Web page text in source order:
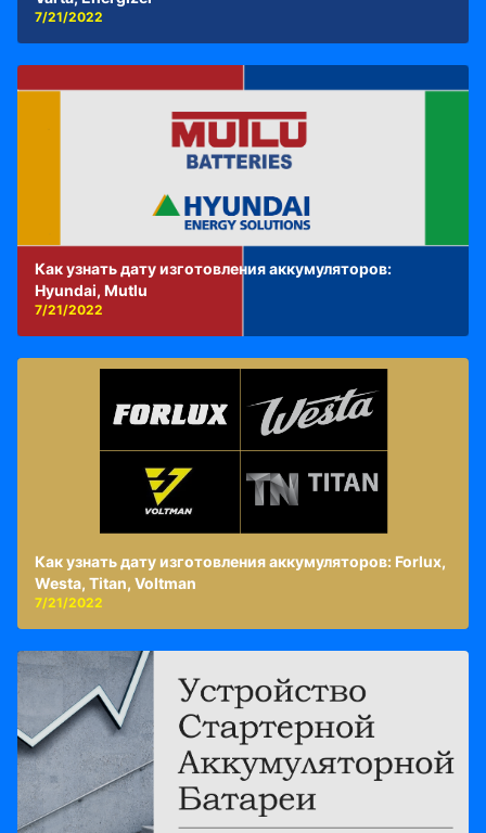
7/21/2022
Как узнать дату изготовления аккумуляторов:
Hyundai, Mutlu
7/21/2022
Как узнать дату изготовления аккумуляторов: Forlux,
Westa, Titan, Voltman
7/21/2022